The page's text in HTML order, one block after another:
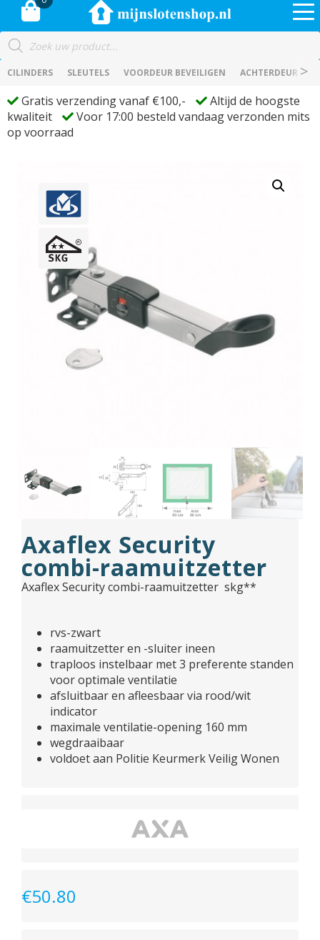
Producten
zoeken
CILINDERS SLEUTELS VOORDEUR BEVEILIGEN ACHTERDEUR
Gratis verzending vanaf €100,-
Altijd de hoogste
kwaliteit
Voor 17:00 besteld vandaag verzonden mits
op voorraad
Axaflex Security
combi-raamuitzetter
Axaflex Security combi-raamuitzetter skg**
rvs-zwart
raamuitzetter en -sluiter ineen
traploos instelbaar met 3 preferente standen
voor optimale ventilatie
afsluitbaar en afleesbaar via rood/wit
indicator
maximale ventilatie-opening 160 mm
wegdraaibaar
voldoet aan Politie Keurmerk Veilig Wonen
€50.80